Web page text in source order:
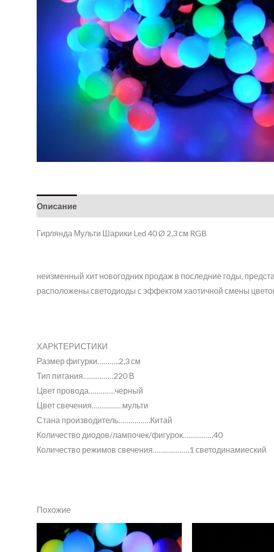
Описание
Гирлянда Мульти Шарики Led 40 Ø 2,3 см RGB
неизменный хит новогодних продаж в последние годы,
расположены светодиоды с эффектом хаотичной смены
ХАРКТЕРИСТИКИ
Размер фигурки……….. 2,3 см
Тип питания…………… 220 В
Цвет провода…………. черный
Цвет свечения…………… мульти
Стана производитель……………. Китай
Количество диодов/лампочек/фигурок…………… 40
Количество режимов свечения……………… 1 светодинамиеский
Похожие